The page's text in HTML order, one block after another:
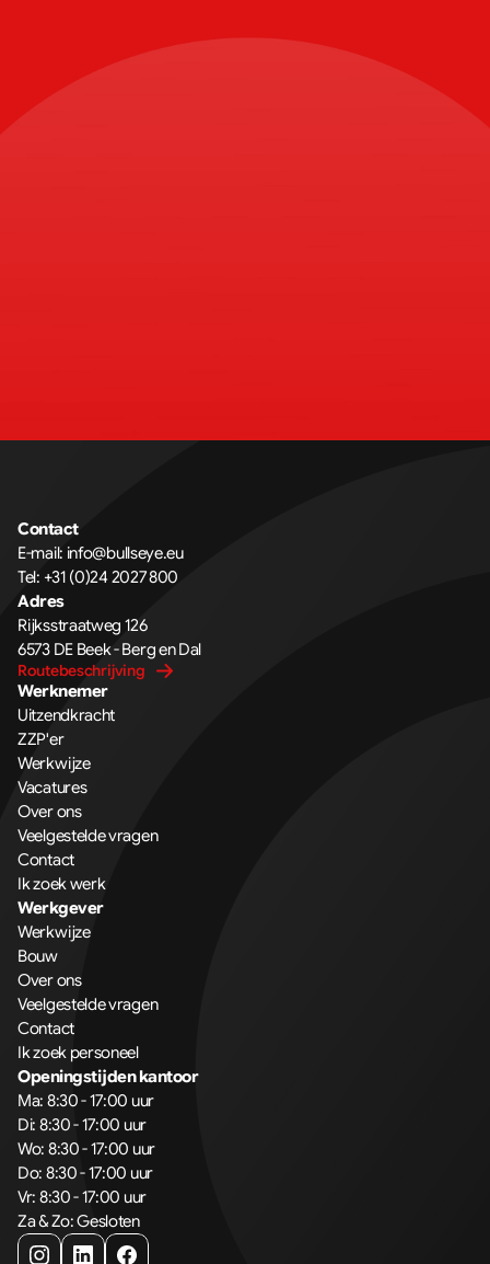
Contact
E-mail: info@bullseye.eu
Tel: +31 (0)24 2027 800
Adres
Rijksstraatweg 126
6573 DE Beek - Berg en Dal
Routebeschrijving
Werknemer
Uitzendkracht
ZZP'er
Werkwijze
Vacatures
Over ons
Veelgestelde vragen
Contact
Ik zoek werk
Werkgever
Werkwijze
Bouw
Over ons
Veelgestelde vragen
Contact
Ik zoek personeel
Openingstijden kantoor
Ma: 8:30 - 17:00 uur
Di: 8:30 - 17:00 uur
Wo: 8:30 - 17:00 uur
Do: 8:30 - 17:00 uur
Vr: 8:30 - 17:00 uur
Za & Zo: Gesloten